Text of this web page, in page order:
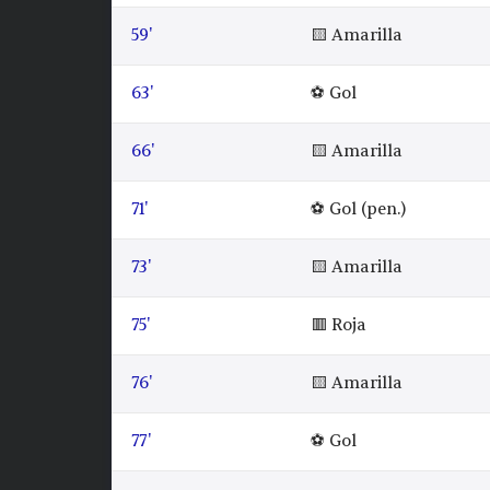
59' 🟨 Amarilla
63' ⚽ Gol
66' 🟨 Amarilla
71' ⚽ Gol (pen.)
73' 🟨 Amarilla
75' 🟥 Roja
76' 🟨 Amarilla
77' ⚽ Gol